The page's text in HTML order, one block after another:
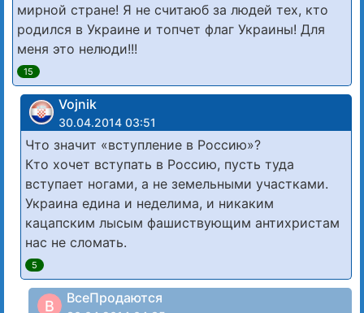
мирной стране! Я не считаюб за людей тех, кто
родился в Украине и топчет флаг Украины! Для
меня это нелюди!!!
15
Vojnik
30.04.2014 03:51
Что значит «вступление в Россию»?
Кто хочет вступать в Россию, пусть туда
вступает ногами, а не земельными участками.
Украина едина и неделима, и никаким
кацапским лысым фашиствующим антихристам
нас не сломать.
5
В ВсеПродаются